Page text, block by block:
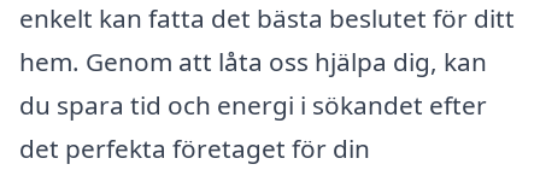
enkelt kan fatta det bästa beslutet för ditt
hem. Genom att låta oss hjälpa dig, kan
du spara tid och energi i sökandet efter
det perfekta företaget för din